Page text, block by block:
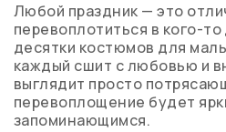
Любой праздник — это
перевоплотиться в кого-то
десятки костюмов для
каждый сшит с любовью и
выглядит просто
перевоплощение будет
запоминающимся.